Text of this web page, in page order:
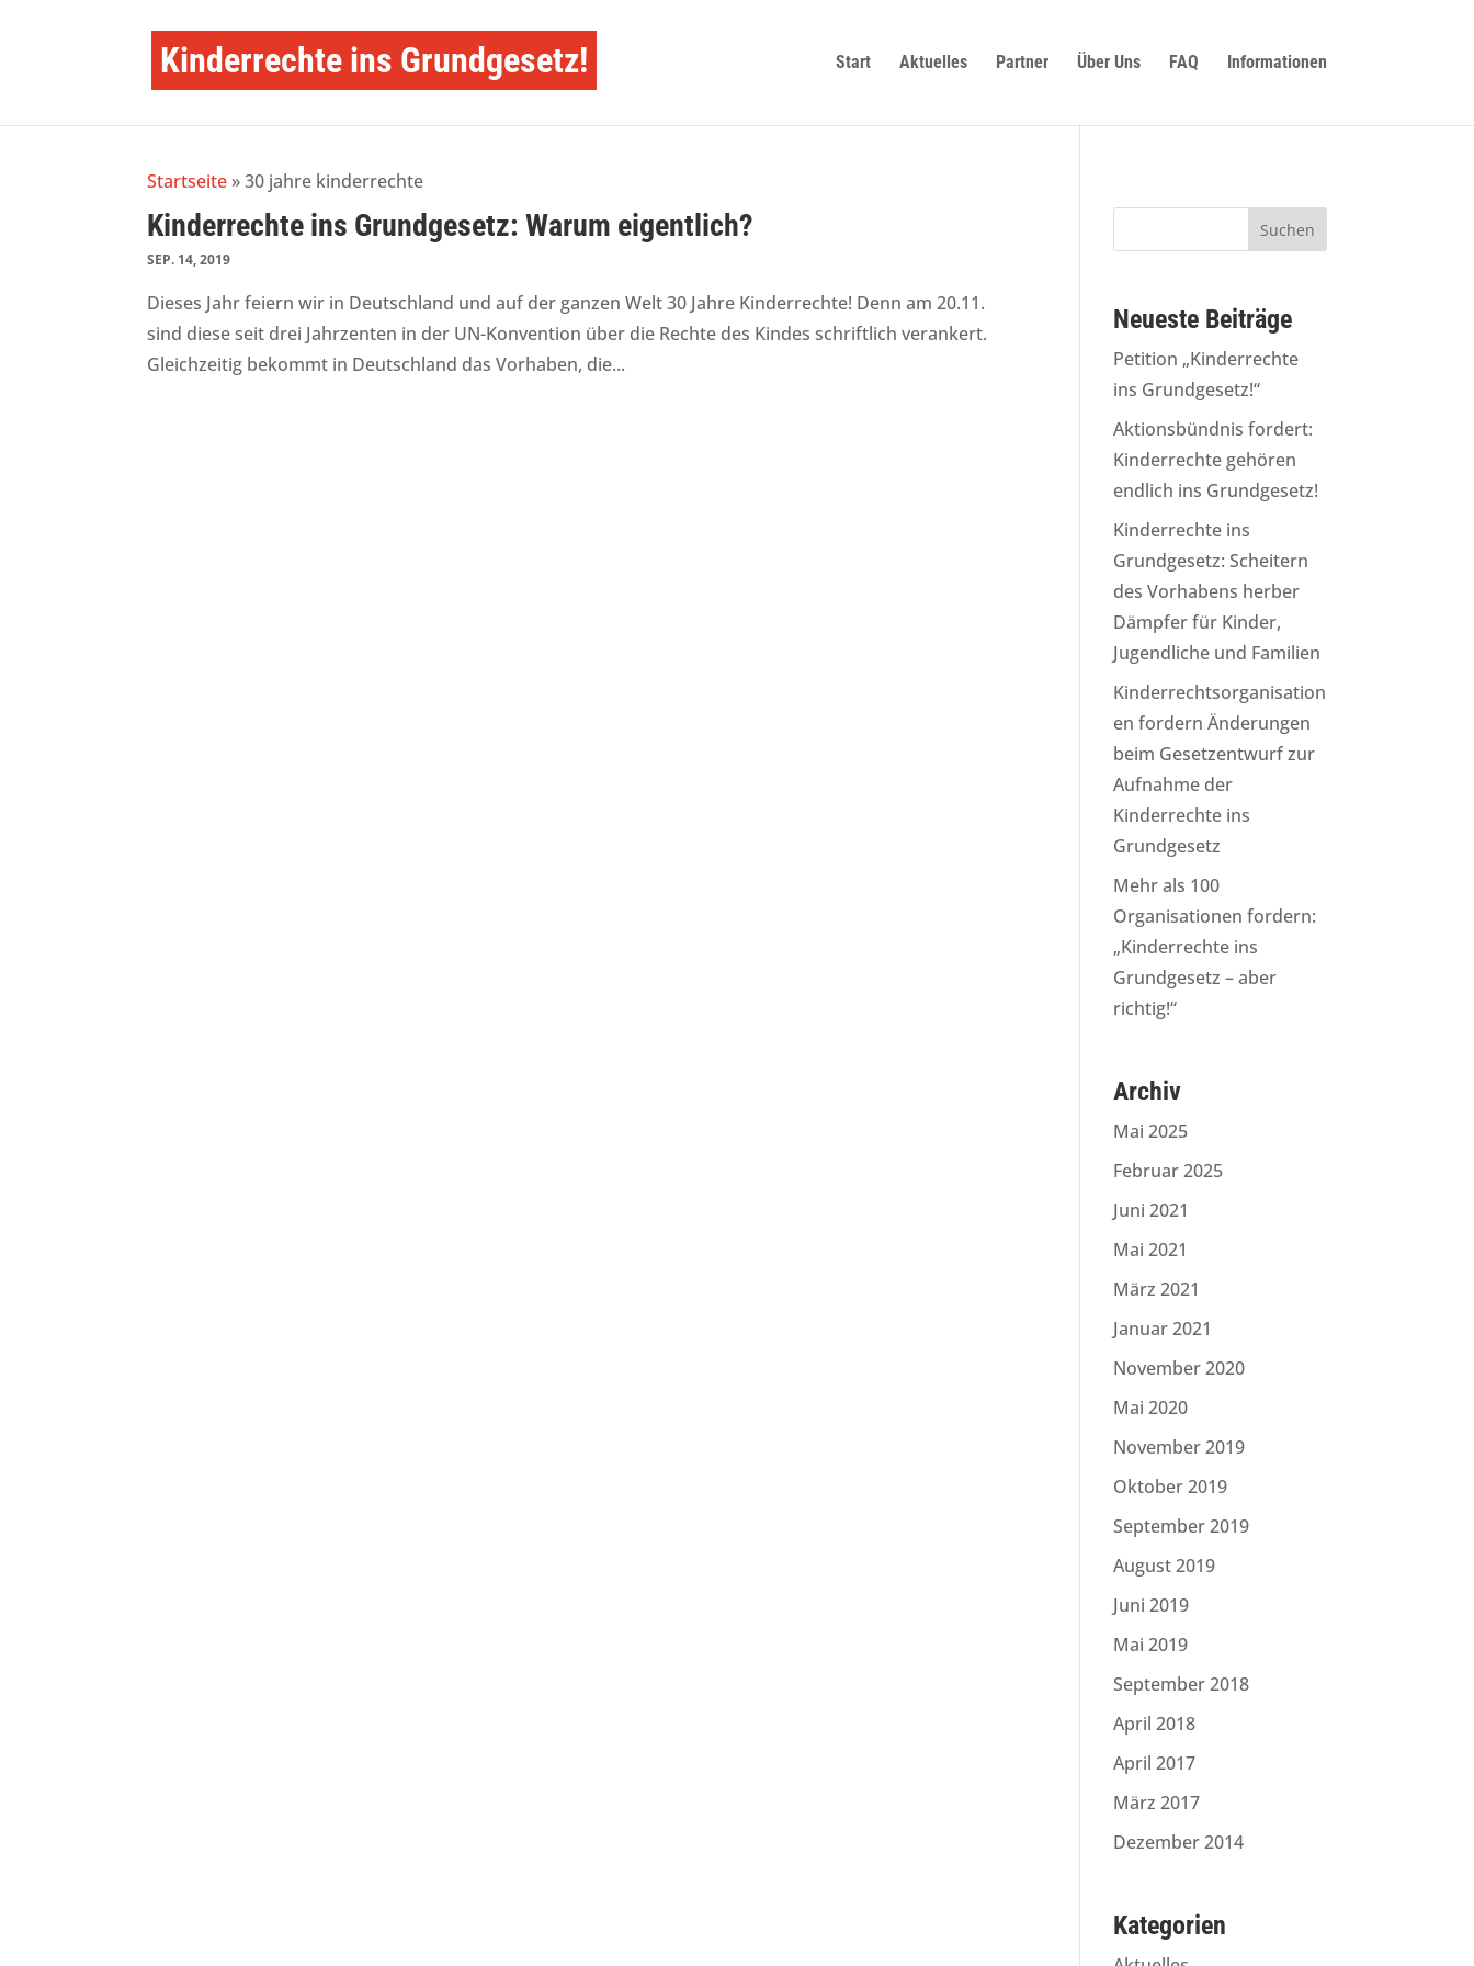
Kinderrechte ins Grundgesetz! Start Aktuelles Partner Über Uns FAQ Informationen
Startseite »30 jahre kinderrechte
Kinderrechte ins Grundgesetz: Warum eigentlich?
SEP. 14, 2019
Dieses Jahr feiern wir in Deutschland und auf der ganzen Welt 30 Jahre Kinderrechte! Denn am 20.11.
sind diese seit drei Jahrzenten in der UN-Konvention über die Rechte des Kindes schriftlich verankert.
Gleichzeitig bekommt in Deutschland das Vorhaben, die...
Neueste Beiträge
Petition „Kinderrechte
ins Grundgesetz!“
Aktionsbündnis fordert:
Kinderrechte gehören
endlich ins Grundgesetz!
Kinderrechte ins
Grundgesetz: Scheitern
des Vorhabens herber
Dämpfer für Kinder,
Jugendliche und Familien
Kinderrechtsorganisation
en fordern Änderungen
beim Gesetzentwurf zur
Aufnahme der
Kinderrechte ins
Grundgesetz
Mehr als 100
Organisationen fordern:
„Kinderrechte ins
Grundgesetz – aber
richtig!“
Archiv
Mai 2025
Februar 2025
Juni 2021
Mai 2021
März 2021
Januar 2021
November 2020
Mai 2020
November 2019
Oktober 2019
September 2019
August 2019
Juni 2019
Mai 2019
September 2018
April 2018
April 2017
März 2017
Dezember 2014
Kategorien